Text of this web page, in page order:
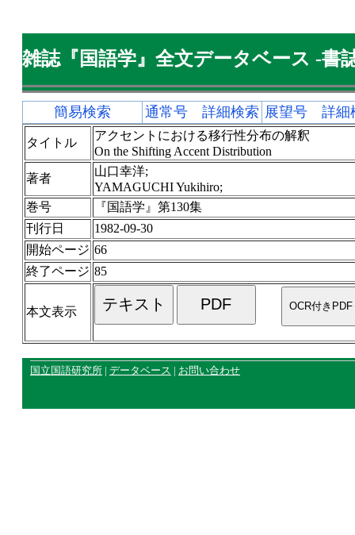
雑誌『国語学』全文データベース -書
簡易検索 通常号 詳細検索 展望号 詳細
タイトル
アクセントにおける移行性分布の解釈
On the Shifting Accent Distribution
著者
山口幸洋;
YAMAGUCHI Yukihiro;
巻号
『国語学』第130集
刊行日
1982-09-30
開始ページ 66
終了ページ 85
本文表示
国立国語研究所 | データベース | お問い合わせ